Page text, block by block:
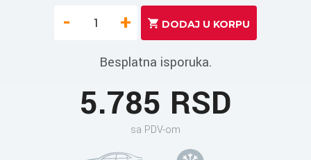
- +
Besplatna isporuka.
5.785 RSD
sa PDV-om